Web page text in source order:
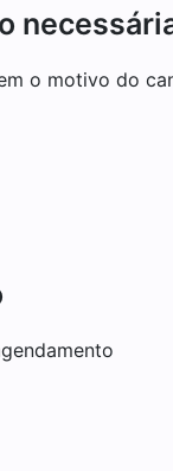
o motivo do